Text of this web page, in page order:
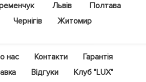
Львів
Полтава
Чернігів Житомир
нас Контакти
Гарантія
Відгуки
Клуб "LUX"